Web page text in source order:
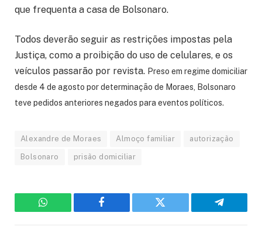
que frequenta a casa de Bolsonaro.
Todos deverão seguir as restrições impostas pela
Justiça, como a proibição do uso de celulares, e os
veículos passarão por revista. Preso em regime domiciliar
desde 4 de agosto por determinação de Moraes, Bolsonaro
teve pedidos anteriores negados para eventos políticos.
Alexandre de Moraes Almoço familiar autorização
Bolsonaro prisão domiciliar
WhatsApp Facebook Twitter Telegram